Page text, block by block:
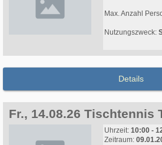
Max. Anzahl
Nutzungszweck:
Details
Fr., 14.08.26 Tischtennis
Uhrzeit: 10:00 -
Zeitraum: